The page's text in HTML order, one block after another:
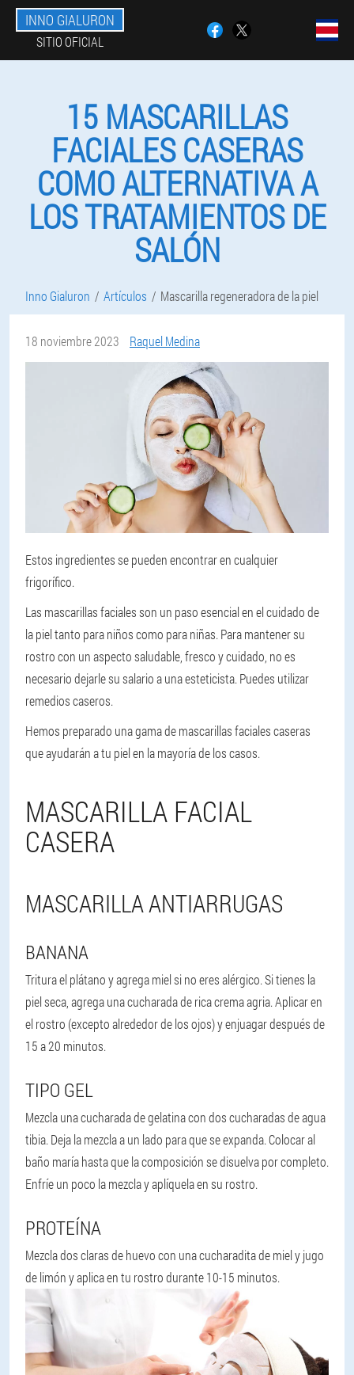
INNO GIALURON
SITIO OFICIAL
15 MASCARILLAS
FACIALES CASERAS
COMO ALTERNATIVA A
LOS TRATAMIENTOS DE
SALÓN
Inno Gialuron Artículos Mascarilla regeneradora de la piel
18 noviembre 2023 Raquel Medina
Estos ingredientes se pueden encontrar en cualquier
frigorífico.
Las mascarillas faciales son un paso esencial en el cuidado de
la piel tanto para niños como para niñas. Para mantener su
rostro con un aspecto saludable, fresco y cuidado, no es
necesario dejarle su salario a una esteticista. Puedes utilizar
remedios caseros.
Hemos preparado una gama de mascarillas faciales caseras
que ayudarán a tu piel en la mayoría de los casos.
MASCARILLA FACIAL
CASERA
MASCARILLA ANTIARRUGAS
BANANA
Tritura el plátano y agrega miel si no eres alérgico. Si tienes la
piel seca, agrega una cucharada de rica crema agria. Aplicar en
el rostro (excepto alrededor de los ojos) y enjuagar después de
15 a 20 minutos.
TIPO GEL
Mezcla una cucharada de gelatina con dos cucharadas de agua
tibia. Deja la mezcla a un lado para que se expanda. Colocar al
baño maría hasta que la composición se disuelva por completo.
Enfríe un poco la mezcla y aplíquela en su rostro.
PROTEÍNA
Mezcla dos claras de huevo con una cucharadita de miel y jugo
de limón y aplica en tu rostro durante 10-15 minutos.